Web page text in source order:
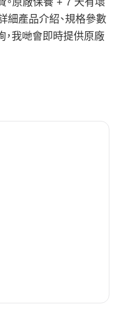
細產品介紹、規格參數
，我哋會即時提供原廠